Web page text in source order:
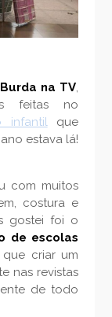
Burda na TV,
feitas no
infantilque
estava lá!
com muitos
costura e
gostei foi o
de escolas
criar um
nas revistas
de todo